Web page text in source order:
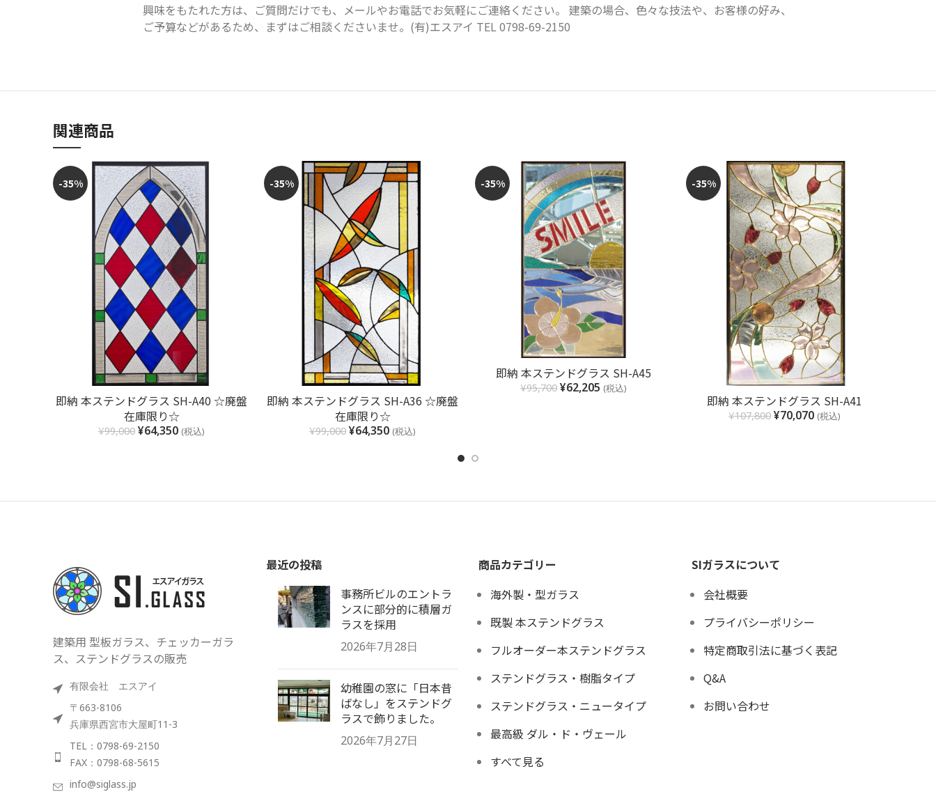
興味をもたれた方は、ご質問だけでも、メールやお電話でお気軽にご連絡ください。 建築の場合、色々な技法や、お客様の好み、
ご予算などがあるため、まずはご相談くださいませ。(有)エスアイ TEL 0798-69-2150
関連商品
-35%
お買い物カゴに追加
即納 本ステンドグラス SH-A40 ☆廃盤
在庫限り☆
¥99,000¥64,350(税込)
-35%
お買い物カゴに追加
即納 本ステンドグラス SH-A36 ☆廃盤
在庫限り☆
¥99,000¥64,350(税込)
-35%
お買い物カゴに追加
即納 本ステンドグラス SH-A45
¥95,700¥62,205 (税込)
-35%
お買い物カゴに追加
即納 本ステンドグラス SH-A41
¥107,800¥70,070(税込)
建築用 型板ガラス、チェッカーガラ
ス、ステンドグラスの販売
有限会社 エスアイ
〒663-8106
兵庫県西宮市大屋町11-3
TEL：0798-69-2150
FAX：0798-68-5615
info@siglass.jp
最近の投稿
事務所ビルのエントラ
ンスに部分的に積層ガ
ラスを採用
2026年7月28日
幼稚園の窓に「日本昔
ばなし」をステンドグ
ラスで飾りました。
2026年7月27日
商品カテゴリー
海外製・型ガラス
既製 本ステンドグラス
フルオーダー本ステンドグラス
ステンドグラス・樹脂タイプ
ステンドグラス・ニュータイプ
最高級 ダル・ド・ヴェール
すべて見る
SIガラスについて
会社概要
プライバシーポリシー
特定商取引法に基づく表記
Q&A
お問い合わせ